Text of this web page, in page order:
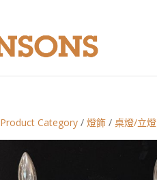
Product Category /燈飾 /桌燈/立燈